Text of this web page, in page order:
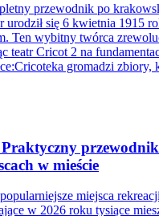
przewodnik po
urodził się 6 kwietnia 1915
Ten wybitny twórca
teatr Cricot 2 na
gromadzi zbiory,
w mieście
miejsca
w 2026 roku tysiące